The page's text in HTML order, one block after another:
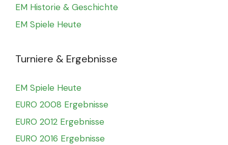
EM Historie & Geschichte
EM Spiele Heute
Turniere & Ergebnisse
EM Spiele Heute
EURO 2008 Ergebnisse
EURO 2012 Ergebnisse
EURO 2016 Ergebnisse